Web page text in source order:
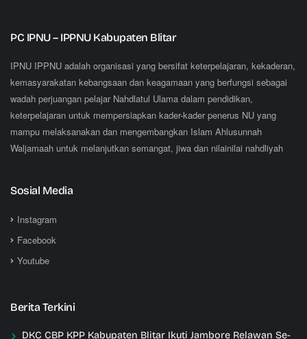
PC IPNU – IPPNU Kabupaten Blitar
IPNU IPPNU adalah organisasi yang bersifat keterpelajaran, kekaderan,
kemasyarakatan kebangsaan dan keagamaan yang berfungsi sebagai
wadah perjuangan pelajar Nahdlatul Ulama dalam pendidikan,
keterpelajaran untuk mempersiapkan kader-kader penerus NU yang
mampu melaksanakan dan mengembangkan Islam Ahlusunnah
Waljamaah untuk melanjutkan semangat, jiwa dan nilainilai nahdliyah
Sosial Media
Instagram
Facebook
Youtube
Berita Terkini
DKC CBP KPP Kabupaten Blitar Ikuti Jambore Relawan Se-